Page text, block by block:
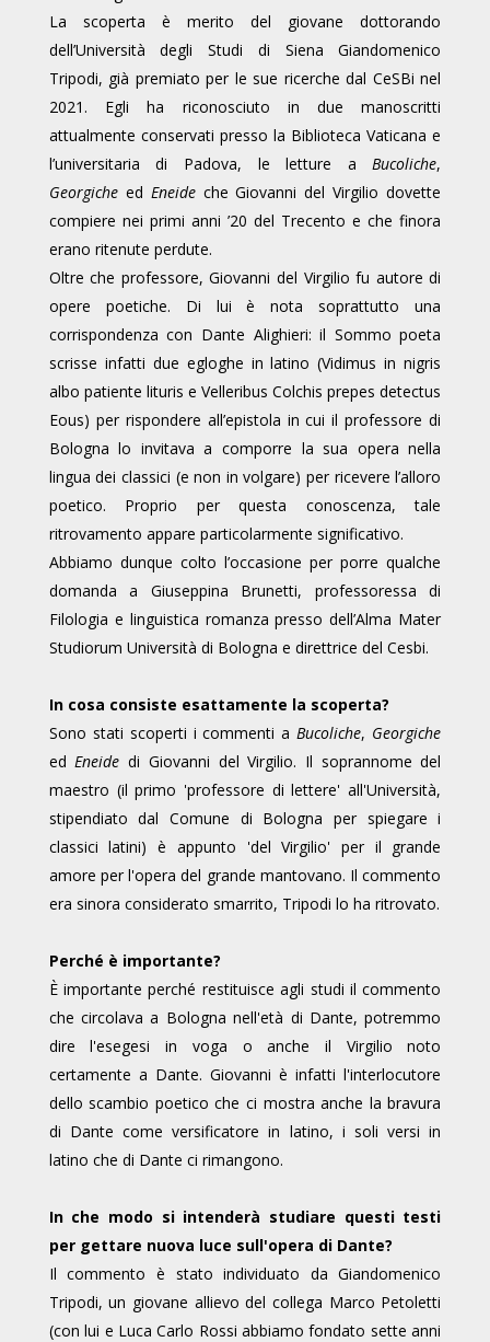
La scoperta è merito del giovane dottorando
dell’Università degli Studi di Siena Giandomenico
Tripodi, già premiato per le sue ricerche dal CeSBi nel
2021. Egli ha riconosciuto in due manoscritti
attualmente conservati presso la Biblioteca Vaticana e
l’universitaria di Padova, le letture a Bucoliche,
Georgicheed Eneideche Giovanni del Virgilio dovette
compiere nei primi anni ’20 del Trecento e che finora
erano ritenute perdute.
Oltre che professore, Giovanni del Virgilio fu autore di
opere poetiche. Di lui è nota soprattutto una
corrispondenza con Dante Alighieri: il Sommo poeta
scrisse infatti due egloghe in latino (Vidimus in nigris
albo patiente lituris e Velleribus Colchis prepes detectus
Eous) per rispondere all’epistola in cui il professore di
Bologna lo invitava a comporre la sua opera nella
lingua dei classici (e non in volgare) per ricevere l’alloro
poetico. Proprio per questa conoscenza, tale
ritrovamento appare particolarmente significativo.
Abbiamo dunque colto l’occasione per porre qualche
domanda a Giuseppina Brunetti, professoressa di
Filologia e linguistica romanza presso dell’Alma Mater
Studiorum Università di Bologna e direttrice del Cesbi.
In cosa consiste esattamente la scoperta?
Sono stati scoperti i commenti a Bucoliche, Georgiche
ed Eneide di Giovanni del Virgilio. Il soprannome del
maestro (il primo 'professore di lettere' all'Università,
stipendiato dal Comune di Bologna per spiegare i
classici latini) è appunto 'del Virgilio' per il grande
amore per l'opera del grande mantovano. Il commento
era sinora considerato smarrito, Tripodi lo ha ritrovato.
Perché è importante?
È importante perché restituisce agli studi il commento
che circolava a Bologna nell'età di Dante, potremmo
dire l'esegesi in voga o anche il Virgilio noto
certamente a Dante. Giovanni è infatti l'interlocutore
dello scambio poetico che ci mostra anche la bravura
di Dante come versificatore in latino, i soli versi in
latino che di Dante ci rimangono.
In che modo si intenderà studiare questi testi
per gettare nuova luce sull'opera di Dante?
Il commento è stato individuato da Giandomenico
Tripodi, un giovane allievo del collega Marco Petoletti
(con lui e Luca Carlo Rossi abbiamo fondato sette anni